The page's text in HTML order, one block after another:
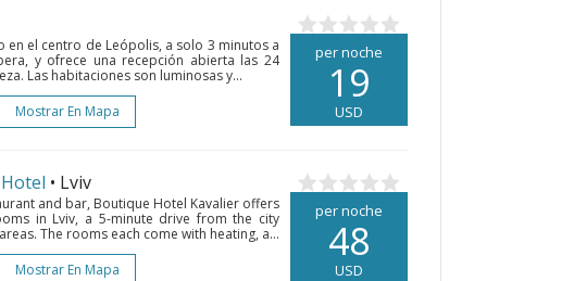
per noche
19
USD
en el centro de Leópolis, a solo 3 minutos a
y ofrece una recepción abierta las 24
Las habitaciones son luminosas y...
Mostrar En Mapa
per noche
48
USD
• Lviv
and bar, Boutique Hotel Kavalier offers
in Lviv, a 5-minute drive from the city
The rooms each come with heating, a...
Mostrar En Mapa